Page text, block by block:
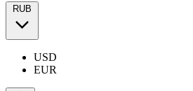
RUB
USD
EUR